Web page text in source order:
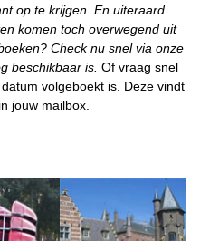
op te krijgen. En uiteraard
komen toch overwegend uit
Check nu snel via onze
beschikbaar is. Of vraag snel
volgeboekt is. Deze vindt
jouw mailbox.